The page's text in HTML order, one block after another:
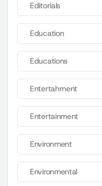
Editorials
Education
Educations
Entertahrnent
Entertainment
Environment
Environmental